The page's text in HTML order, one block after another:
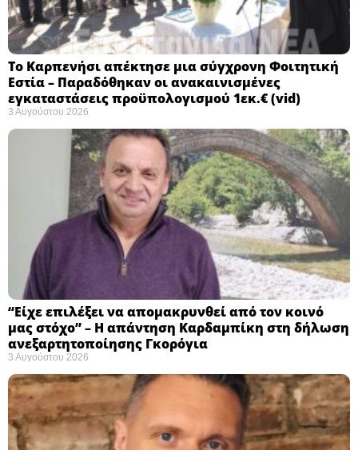
Το Καρπενήσι απέκτησε μια σύγχρονη Φοιτητική
Εστία – Παραδόθηκαν οι ανακαινισμένες
εγκαταστάσεις προϋπολογισμού 1εκ.€ (vid)
3 Αυγούστου 2026
“Είχε επιλέξει να απομακρυνθεί από τον κοινό
μας στόχο” – Η απάντηση Καρδαμπίκη στη δήλωση
ανεξαρτητοποίησης Γκορόγια
3 Αυγούστου 2026